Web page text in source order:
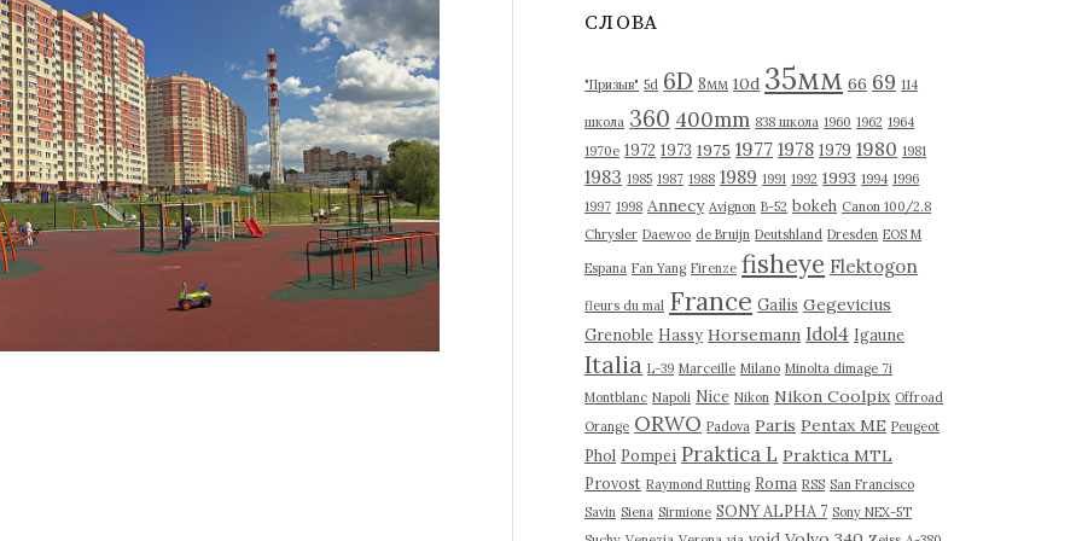
в
СЛОВА
"Призыв" 5d 6D 8мм 10d 35мм 66 69 114
школа 360 400mm 838 школа 1960 1962 1964
1970е 1972 1973 1975 1977 1978 1979 1980 1981
1983 1985 1987 1988 1989 1991 1992 1993 1994 1996
1997 1998 Annecy Avignon B-52 bokeh Canon 100/2.8
Chrysler Daewoo de Bruijn Deutshland Dresden EOS M
Espana Fan Yang Firenze fisheye Flektogon
fleurs du mal France Gailis Gegevicius
Grenoble Hassy Horsemann Idol4 Igaune
Italia L-39 Marceille Milano Minolta dimage 7i
Montblanc Napoli Nice Nikon Nikon Coolpix Offroad
Orange ORWO Padova Paris Pentax ME Peugeot
Phol Pompei Praktica L Praktica MTL
Provost Raymond Rutting Roma RSS San Francisco
Savin Siena Sirmione SONY ALPHA 7 Sony NEX-5T